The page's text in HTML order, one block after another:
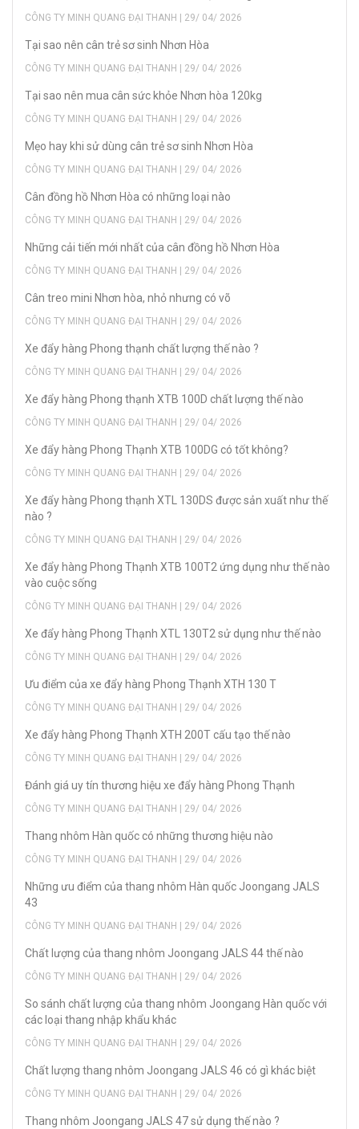
CÔNG TY MINH QUANG ĐẠI THANH | 29/ 04/ 2026
Tại sao nên cân trẻ sơ sinh Nhơn Hòa
CÔNG TY MINH QUANG ĐẠI THANH | 29/ 04/ 2026
Tại sao nên mua cân sức khỏe Nhơn hòa 120kg
CÔNG TY MINH QUANG ĐẠI THANH | 29/ 04/ 2026
Mẹo hay khi sử dùng cân trẻ sơ sinh Nhơn Hòa
CÔNG TY MINH QUANG ĐẠI THANH | 29/ 04/ 2026
Cân đồng hồ Nhơn Hòa có những loại nào
CÔNG TY MINH QUANG ĐẠI THANH | 29/ 04/ 2026
Những cải tiến mới nhất của cân đồng hồ Nhơn Hòa
CÔNG TY MINH QUANG ĐẠI THANH | 29/ 04/ 2026
Cân treo mini Nhơn hòa, nhỏ nhưng có võ
CÔNG TY MINH QUANG ĐẠI THANH | 29/ 04/ 2026
Xe đẩy hàng Phong thạnh chất lượng thế nào ?
CÔNG TY MINH QUANG ĐẠI THANH | 29/ 04/ 2026
Xe đẩy hàng Phong thạnh XTB 100D chất lượng thế nào
CÔNG TY MINH QUANG ĐẠI THANH | 29/ 04/ 2026
Xe đẩy hàng Phong Thạnh XTB 100DG có tốt không?
CÔNG TY MINH QUANG ĐẠI THANH | 29/ 04/ 2026
Xe đẩy hàng Phong thạnh XTL 130DS được sản xuất như thế
nào ?
CÔNG TY MINH QUANG ĐẠI THANH | 29/ 04/ 2026
Xe đẩy hàng Phong Thạnh XTB 100T2 ứng dụng như thế nào
vào cuộc sống
CÔNG TY MINH QUANG ĐẠI THANH | 29/ 04/ 2026
Xe đẩy hàng Phong Thạnh XTL 130T2 sử dụng như thế nào
CÔNG TY MINH QUANG ĐẠI THANH | 29/ 04/ 2026
Ưu điểm của xe đẩy hàng Phong Thạnh XTH 130 T
CÔNG TY MINH QUANG ĐẠI THANH | 29/ 04/ 2026
Xe đẩy hàng Phong Thạnh XTH 200T cấu tạo thế nào
CÔNG TY MINH QUANG ĐẠI THANH | 29/ 04/ 2026
Đánh giá uy tín thương hiệu xe đẩy hàng Phong Thạnh
CÔNG TY MINH QUANG ĐẠI THANH | 29/ 04/ 2026
Thang nhôm Hàn quốc có những thương hiệu nào
CÔNG TY MINH QUANG ĐẠI THANH | 29/ 04/ 2026
Những ưu điểm của thang nhôm Hàn quốc Joongang JALS
43
CÔNG TY MINH QUANG ĐẠI THANH | 29/ 04/ 2026
Chất lượng của thang nhôm Joongang JALS 44 thế nào
CÔNG TY MINH QUANG ĐẠI THANH | 29/ 04/ 2026
So sánh chất lượng của thang nhôm Joongang Hàn quốc với
các loại thang nhập khẩu khác
CÔNG TY MINH QUANG ĐẠI THANH | 29/ 04/ 2026
Chất lượng thang nhôm Joongang JALS 46 có gì khác biệt
CÔNG TY MINH QUANG ĐẠI THANH | 29/ 04/ 2026
Thang nhôm Joongang JALS 47 sử dụng thế nào ?